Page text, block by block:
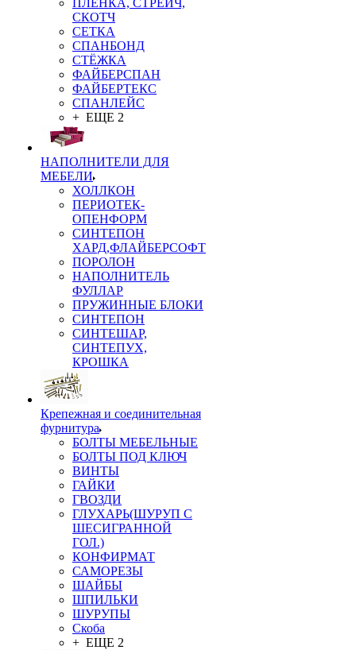
ПЛЁНКА, СТРЕЙЧ,
СКОТЧ
СЕТКА
СПАНБОНД
СТЁЖКА
ФАЙБЕРСПАН
ФАЙБЕРТЕКС
СПАНЛЕЙС
+ ЕЩЕ 2
НАПОЛНИТЕЛИ ДЛЯ
МЕБЕЛИ
ХОЛЛКОН
ПЕРИОТЕК-
ОПЕНФОРМ
СИНТЕПОН
ХАРД,ФЛАЙБЕРСОФТ
ПОРОЛОН
НАПОЛНИТЕЛЬ
ФУЛЛАР
ПРУЖИННЫЕ БЛОКИ
СИНТЕПОН
СИНТЕШАР,
СИНТЕПУХ,
КРОШКА
Крепежная и соединительная
фурнитура
БОЛТЫ МЕБЕЛЬНЫЕ
БОЛТЫ ПОД КЛЮЧ
ВИНТЫ
ГАЙКИ
ГВОЗДИ
ГЛУХАРЬ(ШУРУП С
ШЕСИГРАННОЙ
ГОЛ.)
КОНФИРМАТ
САМОРЕЗЫ
ШАЙБЫ
ШПИЛЬКИ
ШУРУПЫ
Скоба
+ ЕЩЕ 2